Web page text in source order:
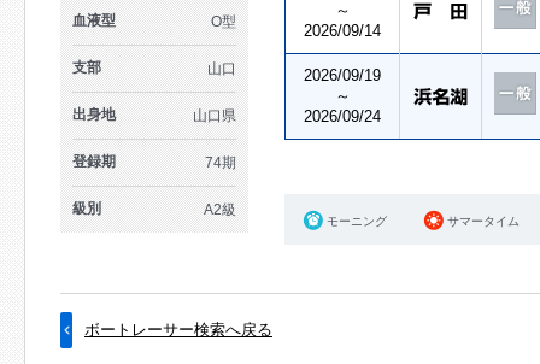
血液型 O型
支部 山口
出身地 山口県
登録期 74期
級別 A2級
～
2026/09/14
2026/09/19
～
2026/09/24
モーニング サマータイム
ボートレーサー検索へ戻る